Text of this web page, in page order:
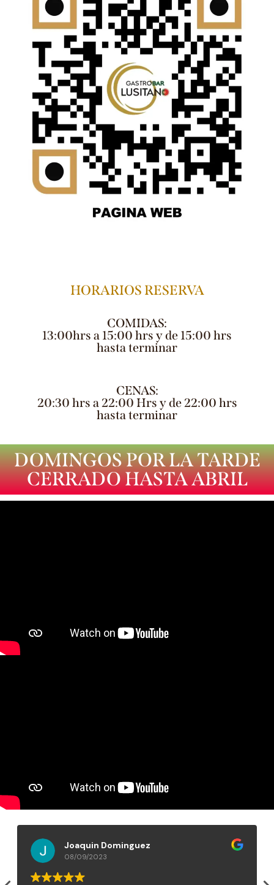
HORARIOS RESERVA
COMIDAS:
13:00hrs a 15:00 hrs y de 15:00 hrs
hasta terminar
CENAS:
20:30 hrs a 22:00 Hrs y de 22:00 hrs
hasta terminar
DOMINGOS POR LA TARDE
CERRADO HASTA ABRIL
Joaquin Dominguez
08/09/2023